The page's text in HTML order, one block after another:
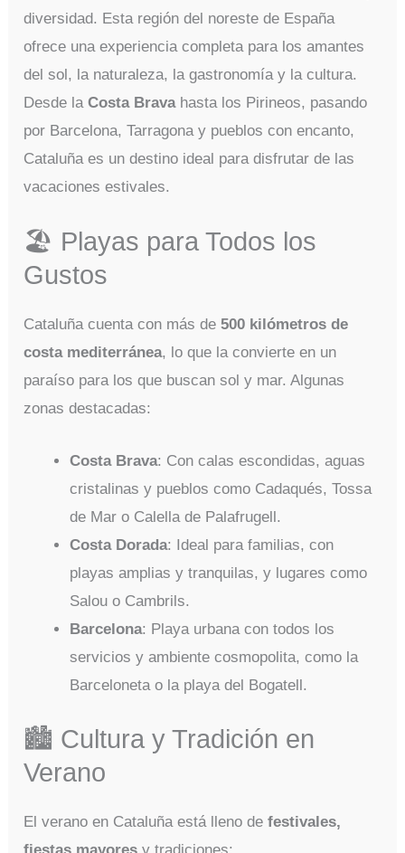
diversidad. Esta región del noreste de España
ofrece una experiencia completa para los amantes
del sol, la naturaleza, la gastronomía y la cultura.
Desde laCosta Bravahasta los Pirineos, pasando
por Barcelona, Tarragona y pueblos con encanto,
Cataluña es un destino ideal para disfrutar de las
vacaciones estivales.
🏖️ Playas para Todos los
Gustos
Cataluña cuenta con más de500 kilómetros de
costa mediterránea, lo que la convierte en un
paraíso para los que buscan sol y mar. Algunas
zonas destacadas:
Costa Brava: Con calas escondidas, aguas
cristalinas y pueblos como Cadaqués, Tossa
de Mar o Calella de Palafrugell.
Costa Dorada: Ideal para familias, con
playas amplias y tranquilas, y lugares como
Salou o Cambrils.
Barcelona: Playa urbana con todos los
servicios y ambiente cosmopolita, como la
Barceloneta o la playa del Bogatell.
🏙️ Cultura y Tradición en
Verano
El verano en Cataluña está lleno defestivales,
fiestas mayores y tradiciones: